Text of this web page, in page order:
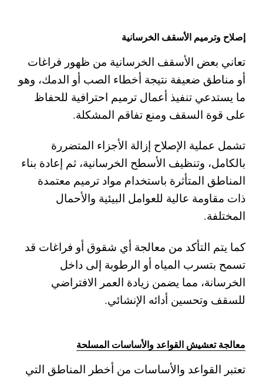
إصلاح وترميم الأسقف الخرسانية
تعاني بعض الأسقف الخرسانية من ظهور فراغات
أو مناطق ضعيفة نتيجة أخطاء الصب أو الدمك، وهو
ما يستدعي تنفيذ أعمال ترميم احترافية للحفاظ
على قوة السقف ومنع تفاقم المشكلة.
تشمل عملية الإصلاح إزالة الأجزاء المتضررة
بالكامل، وتنظيف الأسطح الخرسانية، ثم إعادة بناء
المناطق المتأثرة باستخدام مواد ترميم معتمدة
ذات مقاومة عالية للعوامل البيئية والأحمال
المختلفة.
كما يتم التأكد من معالجة أي شقوق أو فراغات قد
تسمح بتسرب المياه أو الرطوبة إلى داخل
الخرسانة، مما يضمن زيادة العمر الافتراضي
للسقف وتحسين أدائه الإنشائي.
معالجة تعشيش القواعد والأساسات المسلحة
تعتبر القواعد والأساسات من أخطر المناطق التي